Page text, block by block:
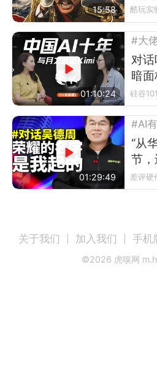
15:58 酷玩实
01:10:24
#大
对话
暗
AI、
AGI
硅谷101
01:29:49
#AI
“从
节，
性更
差评硬
关于我们 加入我们 手机
©2026 虎嗅网